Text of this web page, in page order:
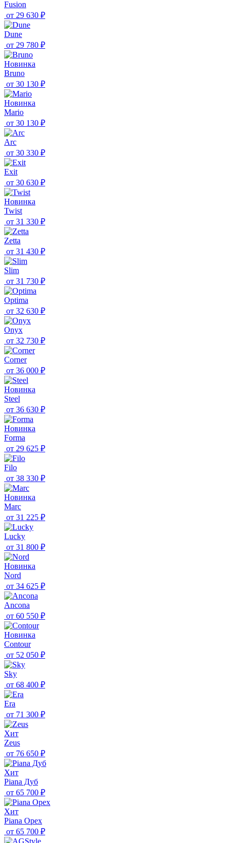
Fusion
от 29 630 ₽
Dune
от 29 780 ₽
Новинка
Bruno
от 30 130 ₽
Новинка
Mario
от 30 130 ₽
Arc
от 30 330 ₽
Exit
от 30 630 ₽
Новинка
Twist
от 31 330 ₽
Zetta
от 31 430 ₽
Slim
от 31 730 ₽
Optima
от 32 630 ₽
Onyx
от 32 730 ₽
Corner
от 36 000 ₽
Новинка
Steel
от 36 630 ₽
Новинка
Forma
от 29 625 ₽
Filo
от 38 330 ₽
Новинка
Marc
от 31 225 ₽
Lucky
от 31 800 ₽
Новинка
Nord
от 34 625 ₽
Ancona
от 60 550 ₽
Новинка
Contour
от 52 050 ₽
Sky
от 68 400 ₽
Era
от 71 300 ₽
Хит
Zeus
от 76 650 ₽
Хит
Piana Дуб
от 65 700 ₽
Хит
Piana Орех
от 65 700 ₽